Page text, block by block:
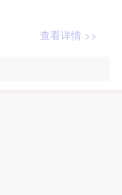
查看详情 >>